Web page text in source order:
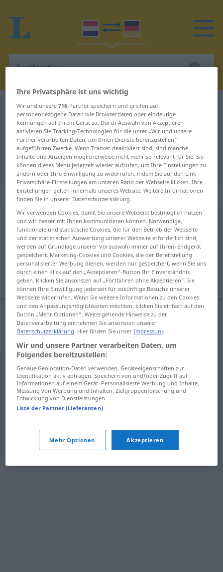
Niederländisch-Deutsch Wörterbuch
Niederländisch-Deutsch
Übersetzung für "kwitantie"
"kwitantie" Deutsch Übersetzung
„kwitantie“: zelfstandig naamwoord
kwitantie [-ˈtɑnsiˑ]subst <-s>
Übersicht aller Übersetzungen
(Für mehr Details die Übersetzung anklicken/antippen)
Quittung
Quittungf kwitantie
Ihre Privatsphäre ist uns wichtig
Wir und unsere716-Partner speichern und greifen auf
personenbezogene Daten wie Browserdaten oder eindeutige
Kennungen auf Ihrem Gerät zu. Durch Auswahl von Akzeptieren
aktivieren Sie Tracking-Technologien für die unter „Wir und unsere
Partner verarbeiten Daten, um Ihnen Dienste bereitzustellen“
aufgeführten Zwecke. Wenn Tracker deaktiviert sind, sind manche
Inhalte und Anzeigen möglicherweise nicht mehr so relevant für Sie. Sie
können dieses Menü jederzeit wieder aufrufen, um Ihre Einstellungen zu
ändern oder Ihre Einwilligung zu widerrufen, indem Sie auf den Link
Privatsphäre-Einstellungen am unteren Rand der Webseite klicken. Ihre
Einstellungen gelten innerhalb unseres Website. Weitere Informationen
finden Sie in unserer Datenschutzerklärung.
Wir verwenden Cookies, damit Sie unsere Webseite bestmöglich nutzen
und wir besser mit Ihnen kommunizieren können. Notwendige,
funktionale und statistische Cookies, die für den Betrieb der Webseite
und der statistischen Auswertung unserer Webseite erforderlich sind,
werden auf Grundlage unserer Vorauswahl immer auf Ihrem Endgerät
gespeichert. Marketing-Cookies und Cookies, die der Bereitstellung
personalisierter Werbung dienen, werden nur gespeichert, wenn Sie uns
durch einen Klick auf den „Akzeptieren“-Button Ihr Einverständnis
geben. Klicken Sie ansonsten auf „Fortfahren ohne Akzeptieren“. Sie
können Ihre Einwilligung jederzeit für zukünftige Besuche unserer
Webseite widerrufen. Wenn Sie weitere Informationen zu den Cookies
und den Anpassungsmöglichkeiten möchten, klicken Sie einfach auf den
Button „Mehr Optionen“. Weitergehende Hinweise zu der
Datenverarbeitung entnehmen Sie ansonsten unserer
Datenschutzerklärung. Hier finden Sie unserImpressum.
Wir und unsere Partner verarbeiten Daten, um
Folgendes bereitzustellen:
Genaue Geolocation-Daten verwenden. Geräteeigenschaften zur
Identifikation aktiv abfragen. Speichern von und/oder Zugriff auf
Informationen auf einem Gerät. Personalisierte Werbung und Inhalte,
Messung von Werbung und Inhalten, Zielgruppenforschung und
Entwicklung von Dienstleistungen.
Liste der Partner (Lieferanten)
Mehr Optionen Akzeptieren